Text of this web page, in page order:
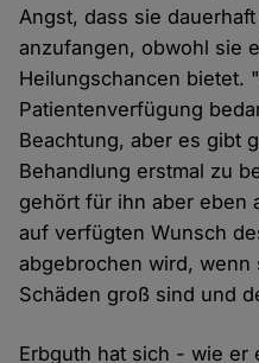
Angst, dass sie
anzufangen, obwohl sie
Heilungschancen bietet.
Patientenverfügung
Beachtung, aber es gibt
Behandlung erstmal zu
gehört für ihn aber eben
auf verfügten Wunsch
abgebrochen wird, wenn
Schäden groß sind und
Erbguth hat sich - wie